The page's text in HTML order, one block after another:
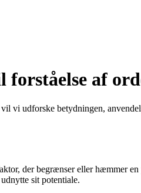
af
udforske betydningen,
der begrænser eller hæmmer
sit potentiale.